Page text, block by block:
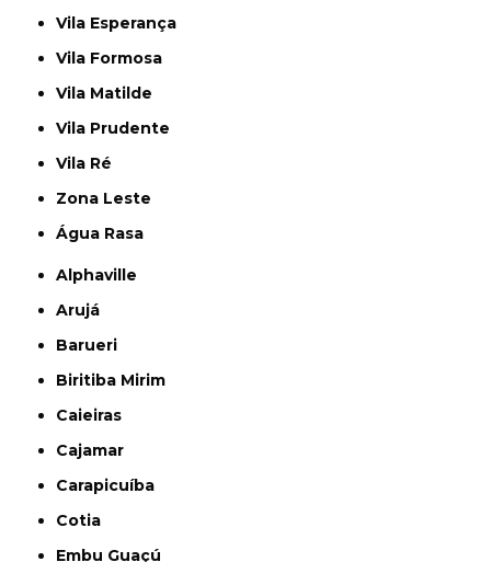
Vila Esperança
Vila Formosa
Vila Matilde
Vila Prudente
Vila Ré
Zona Leste
Água Rasa
Alphaville
Arujá
Barueri
Biritiba Mirim
Caieiras
Cajamar
Carapicuíba
Cotia
Embu Guaçú